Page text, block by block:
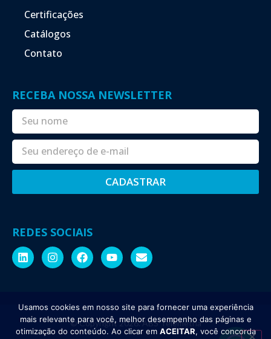
Certificações
Catálogos
Contato
RECEBA NOSSA NEWSLETTER
CADASTRAR
REDES SOCIAIS
© Copyright 2026. ABS Telemetria
Usamos cookies em nosso site para fornecer uma experiência
mais relevante para você, melhor desempenho das páginas e
otimização do conteúdo. Ao clicar em ACEITAR, você concorda